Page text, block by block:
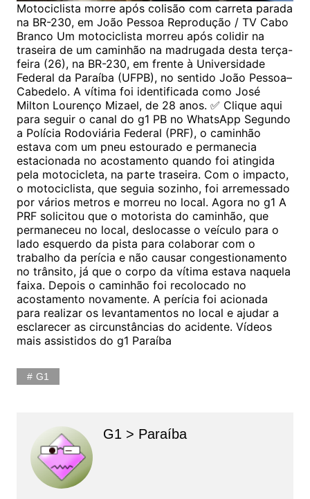
Motociclista morre após colisão com carreta parada
na BR-230, em João Pessoa Reprodução / TV Cabo
Branco Um motociclista morreu após colidir na
traseira de um caminhão na madrugada desta terça-
feira (26), na BR-230, em frente à Universidade
Federal da Paraíba (UFPB), no sentido João Pessoa–
Cabedelo. A vítima foi identificada como José
Milton Lourenço Mizael, de 28 anos. ✅ Clique aqui
para seguir o canal do g1 PB no WhatsApp Segundo
a Polícia Rodoviária Federal (PRF), o caminhão
estava com um pneu estourado e permanecia
estacionada no acostamento quando foi atingida
pela motocicleta, na parte traseira. Com o impacto,
o motociclista, que seguia sozinho, foi arremessado
por vários metros e morreu no local. Agora no g1 A
PRF solicitou que o motorista do caminhão, que
permaneceu no local, deslocasse o veículo para o
lado esquerdo da pista para colaborar com o
trabalho da perícia e não causar congestionamento
no trânsito, já que o corpo da vítima estava naquela
faixa. Depois o caminhão foi recolocado no
acostamento novamente. A perícia foi acionada
para realizar os levantamentos no local e ajudar a
esclarecer as circunstâncias do acidente. Vídeos
mais assistidos do g1 Paraíba
G1
G1 > Paraíba